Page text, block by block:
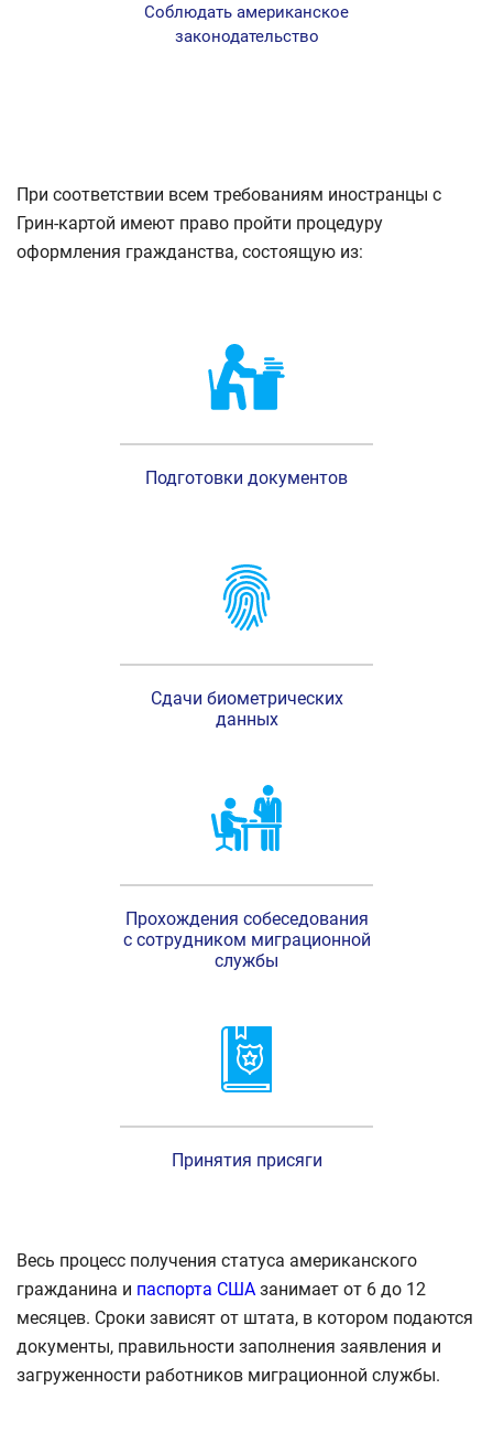
Соблюдать американское
законодательство
При соответствии всем требованиям иностранцы с
Грин-картой имеют право пройти процедуру
оформления гражданства, состоящую из:
Подготовки документов
Сдачи биометрических
данных
Прохождения собеседования
с сотрудником миграционной
службы
Принятия присяги
Весь процесс получения статуса американского
гражданина и паспорта США занимает от 6 до 12
месяцев. Сроки зависят от штата, в котором подаются
документы, правильности заполнения заявления и
загруженности работников миграционной службы.